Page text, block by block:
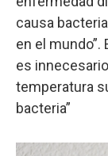
causa
en el mundo”.
es
temperatura
bacteria”